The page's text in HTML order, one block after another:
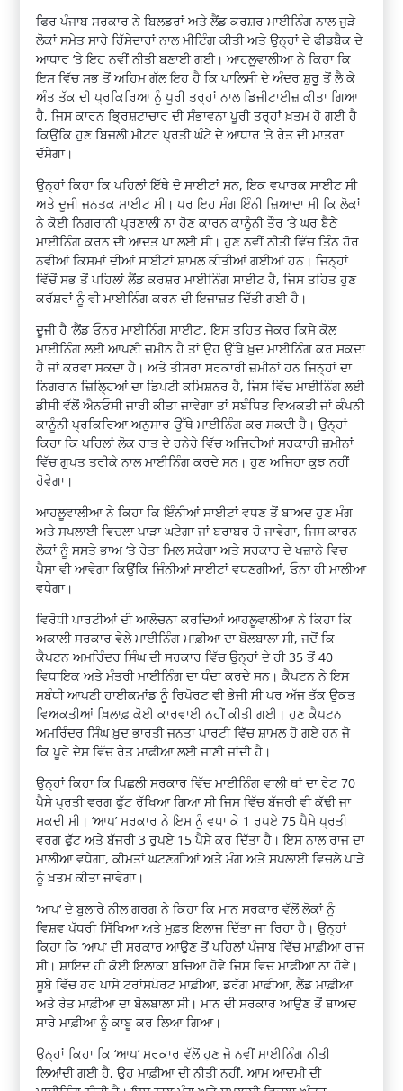
ਫਿਰ ਪੰਜਾਬ ਸਰਕਾਰ ਨੇ ਬਿਲਡਰਾਂ ਅਤੇ ਲੈਂਡ ਕਰਸ਼ਰ ਮਾਈਨਿੰਗ ਨਾਲ ਜੁੜੇ
ਲੋਕਾਂ ਸਮੇਤ ਸਾਰੇ ਹਿੱਸੇਦਾਰਾਂ ਨਾਲ ਮੀਟਿੰਗ ਕੀਤੀ ਅਤੇ ਉਨ੍ਹਾਂ ਦੇ ਫੀਡਬੈਕ ਦੇ
ਆਧਾਰ ‘ਤੇ ਇਹ ਨਵੀਂ ਨੀਤੀ ਬਣਾਈ ਗਈ। ਆਹਲੂਵਾਲੀਆ ਨੇ ਕਿਹਾ ਕਿ
ਇਸ ਵਿੱਚ ਸਭ ਤੋਂ ਅਹਿਮ ਗੱਲ ਇਹ ਹੈ ਕਿ ਪਾਲਿਸੀ ਦੇ ਅੰਦਰ ਸ਼ੁਰੂ ਤੋਂ ਲੈ ਕੇ
ਅੰਤ ਤੱਕ ਦੀ ਪ੍ਰਕਿਰਿਆ ਨੂੰ ਪੂਰੀ ਤਰ੍ਹਾਂ ਨਾਲ ਡਿਜੀਟਾਈਜ਼ ਕੀਤਾ ਗਿਆ
ਹੈ, ਜਿਸ ਕਾਰਨ ਭ੍ਰਿਸ਼ਟਾਚਾਰ ਦੀ ਸੰਭਾਵਨਾ ਪੂਰੀ ਤਰ੍ਹਾਂ ਖ਼ਤਮ ਹੋ ਗਈ ਹੈ
ਕਿਉਂਕਿ ਹੁਣ ਬਿਜਲੀ ਮੀਟਰ ਪ੍ਰਤੀ ਘੰਟੇ ਦੇ ਆਧਾਰ ‘ਤੇ ਰੇਤ ਦੀ ਮਾਤਰਾ
ਦੱਸੇਗਾ।
ਉਨ੍ਹਾਂ ਕਿਹਾ ਕਿ ਪਹਿਲਾਂ ਇੱਥੇ ਦੋ ਸਾਈਟਾਂ ਸਨ, ਇਕ ਵਪਾਰਕ ਸਾਈਟ ਸੀ
ਅਤੇ ਦੂਜੀ ਜਨਤਕ ਸਾਈਟ ਸੀ। ਪਰ ਇਹ ਮੰਗ ਇੰਨੀ ਜ਼ਿਆਦਾ ਸੀ ਕਿ ਲੋਕਾਂ
ਨੇ ਕੋਈ ਨਿਗਰਾਨੀ ਪ੍ਰਣਾਲੀ ਨਾ ਹੋਣ ਕਾਰਨ ਕਾਨੂੰਨੀ ਤੌਰ ‘ਤੇ ਘਰ ਬੈਠੇ
ਮਾਈਨਿੰਗ ਕਰਨ ਦੀ ਆਦਤ ਪਾ ਲਈ ਸੀ। ਹੁਣ ਨਵੀਂ ਨੀਤੀ ਵਿੱਚ ਤਿੰਨ ਹੋਰ
ਨਵੀਆਂ ਕਿਸਮਾਂ ਦੀਆਂ ਸਾਈਟਾਂ ਸ਼ਾਮਲ ਕੀਤੀਆਂ ਗਈਆਂ ਹਨ। ਜਿਨ੍ਹਾਂ
ਵਿੱਚੋਂ ਸਭ ਤੋਂ ਪਹਿਲਾਂ ਲੈਂਡ ਕਰਸ਼ਰ ਮਾਈਨਿੰਗ ਸਾਈਟ ਹੈ, ਜਿਸ ਤਹਿਤ ਹੁਣ
ਕਰੱਸ਼ਰਾਂ ਨੂੰ ਵੀ ਮਾਈਨਿੰਗ ਕਰਨ ਦੀ ਇਜਾਜ਼ਤ ਦਿੱਤੀ ਗਈ ਹੈ।
ਦੂਜੀ ਹੈ ‘ਲੈਂਡ ਓਨਰ ਮਾਈਨਿੰਗ ਸਾਈਟ’, ਇਸ ਤਹਿਤ ਜੇਕਰ ਕਿਸੇ ਕੋਲ
ਮਾਈਨਿੰਗ ਲਈ ਆਪਣੀ ਜ਼ਮੀਨ ਹੈ ਤਾਂ ਉਹ ਉੱਥੇ ਖ਼ੁਦ ਮਾਈਨਿੰਗ ਕਰ ਸਕਦਾ
ਹੈ ਜਾਂ ਕਰਵਾ ਸਕਦਾ ਹੈ। ਅਤੇ ਤੀਸਰਾ ਸਰਕਾਰੀ ਜ਼ਮੀਨਾਂ ਹਨ ਜਿਨ੍ਹਾਂ ਦਾ
ਨਿਗਰਾਨ ਜ਼ਿਲ੍ਹਿਆਂ ਦਾ ਡਿਪਟੀ ਕਮਿਸ਼ਨਰ ਹੈ, ਜਿਸ ਵਿੱਚ ਮਾਈਨਿੰਗ ਲਈ
ਡੀਸੀ ਵੱਲੋਂ ਐਨਓਸੀ ਜਾਰੀ ਕੀਤਾ ਜਾਵੇਗਾ ਤਾਂ ਸਬੰਧਿਤ ਵਿਅਕਤੀ ਜਾਂ ਕੰਪਨੀ
ਕਾਨੂੰਨੀ ਪ੍ਰਕਿਰਿਆ ਅਨੁਸਾਰ ਉੱਥੇ ਮਾਈਨਿੰਗ ਕਰ ਸਕਦੀ ਹੈ। ਉਨ੍ਹਾਂ
ਕਿਹਾ ਕਿ ਪਹਿਲਾਂ ਲੋਕ ਰਾਤ ਦੇ ਹਨੇਰੇ ਵਿੱਚ ਅਜਿਹੀਆਂ ਸਰਕਾਰੀ ਜ਼ਮੀਨਾਂ
ਵਿੱਚ ਗੁਪਤ ਤਰੀਕੇ ਨਾਲ ਮਾਈਨਿੰਗ ਕਰਦੇ ਸਨ। ਹੁਣ ਅਜਿਹਾ ਕੁਝ ਨਹੀਂ
ਹੋਵੇਗਾ।
ਆਹਲੂਵਾਲੀਆ ਨੇ ਕਿਹਾ ਕਿ ਇੰਨੀਆਂ ਸਾਈਟਾਂ ਵਧਣ ਤੋਂ ਬਾਅਦ ਹੁਣ ਮੰਗ
ਅਤੇ ਸਪਲਾਈ ਵਿਚਲਾ ਪਾੜਾ ਘਟੇਗਾ ਜਾਂ ਬਰਾਬਰ ਹੋ ਜਾਵੇਗਾ, ਜਿਸ ਕਾਰਨ
ਲੋਕਾਂ ਨੂੰ ਸਸਤੇ ਭਾਅ ‘ਤੇ ਰੇਤਾ ਮਿਲ ਸਕੇਗਾ ਅਤੇ ਸਰਕਾਰ ਦੇ ਖਜ਼ਾਨੇ ਵਿਚ
ਪੈਸਾ ਵੀ ਆਵੇਗਾ ਕਿਉਂਕਿ ਜਿੰਨੀਆਂ ਸਾਈਟਾਂ ਵਧਣਗੀਆਂ, ਓਨਾ ਹੀ ਮਾਲੀਆ
ਵਧੇਗਾ।
ਵਿਰੋਧੀ ਪਾਰਟੀਆਂ ਦੀ ਆਲੋਚਨਾ ਕਰਦਿਆਂ ਆਹਲੂਵਾਲੀਆ ਨੇ ਕਿਹਾ ਕਿ
ਅਕਾਲੀ ਸਰਕਾਰ ਵੇਲੇ ਮਾਈਨਿੰਗ ਮਾਫ਼ੀਆ ਦਾ ਬੋਲਬਾਲਾ ਸੀ, ਜਦੋਂ ਕਿ
ਕੈਪਟਨ ਅਮਰਿੰਦਰ ਸਿੰਘ ਦੀ ਸਰਕਾਰ ਵਿੱਚ ਉਨ੍ਹਾਂ ਦੇ ਹੀ 35 ਤੋਂ 40
ਵਿਧਾਇਕ ਅਤੇ ਮੰਤਰੀ ਮਾਈਨਿੰਗ ਦਾ ਧੰਦਾ ਕਰਦੇ ਸਨ। ਕੈਪਟਨ ਨੇ ਇਸ
ਸਬੰਧੀ ਆਪਣੀ ਹਾਈਕਮਾਂਡ ਨੂੰ ਰਿਪੋਰਟ ਵੀ ਭੇਜੀ ਸੀ ਪਰ ਅੱਜ ਤੱਕ ਉਕਤ
ਵਿਅਕਤੀਆਂ ਖ਼ਿਲਾਫ਼ ਕੋਈ ਕਾਰਵਾਈ ਨਹੀਂ ਕੀਤੀ ਗਈ। ਹੁਣ ਕੈਪਟਨ
ਅਮਰਿੰਦਰ ਸਿੰਘ ਖ਼ੁਦ ਭਾਰਤੀ ਜਨਤਾ ਪਾਰਟੀ ਵਿੱਚ ਸ਼ਾਮਲ ਹੋ ਗਏ ਹਨ ਜੋ
ਕਿ ਪੂਰੇ ਦੇਸ਼ ਵਿੱਚ ਰੇਤ ਮਾਫ਼ੀਆ ਲਈ ਜਾਣੀ ਜਾਂਦੀ ਹੈ।
ਉਨ੍ਹਾਂ ਕਿਹਾ ਕਿ ਪਿਛਲੀ ਸਰਕਾਰ ਵਿੱਚ ਮਾਈਨਿੰਗ ਵਾਲੀ ਥਾਂ ਦਾ ਰੇਟ 70
ਪੈਸੇ ਪ੍ਰਤੀ ਵਰਗ ਫੁੱਟ ਰੱਖਿਆ ਗਿਆ ਸੀ ਜਿਸ ਵਿੱਚ ਬੱਜਰੀ ਵੀ ਕੱਢੀ ਜਾ
ਸਕਦੀ ਸੀ। ‘ਆਪ’ ਸਰਕਾਰ ਨੇ ਇਸ ਨੂੰ ਵਧਾ ਕੇ 1 ਰੁਪਏ 75 ਪੈਸੇ ਪ੍ਰਤੀ
ਵਰਗ ਫੁੱਟ ਅਤੇ ਬੱਜਰੀ 3 ਰੁਪਏ 15 ਪੈਸੇ ਕਰ ਦਿੱਤਾ ਹੈ। ਇਸ ਨਾਲ ਰਾਜ ਦਾ
ਮਾਲੀਆ ਵਧੇਗਾ, ਕੀਮਤਾਂ ਘਟਣਗੀਆਂ ਅਤੇ ਮੰਗ ਅਤੇ ਸਪਲਾਈ ਵਿਚਲੇ ਪਾੜੇ
ਨੂੰ ਖ਼ਤਮ ਕੀਤਾ ਜਾਵੇਗਾ।
‘ਆਪ’ ਦੇ ਬੁਲਾਰੇ ਨੀਲ ਗਰਗ ਨੇ ਕਿਹਾ ਕਿ ਮਾਨ ਸਰਕਾਰ ਵੱਲੋਂ ਲੋਕਾਂ ਨੂੰ
ਵਿਸ਼ਵ ਪੱਧਰੀ ਸਿੱਖਿਆ ਅਤੇ ਮੁਫ਼ਤ ਇਲਾਜ ਦਿੱਤਾ ਜਾ ਰਿਹਾ ਹੈ। ਉਨ੍ਹਾਂ
ਕਿਹਾ ਕਿ ‘ਆਪ’ ਦੀ ਸਰਕਾਰ ਆਉਣ ਤੋਂ ਪਹਿਲਾਂ ਪੰਜਾਬ ਵਿੱਚ ਮਾਫ਼ੀਆ ਰਾਜ
ਸੀ। ਸ਼ਾਇਦ ਹੀ ਕੋਈ ਇਲਾਕਾ ਬਚਿਆ ਹੋਵੇ ਜਿਸ ਵਿਚ ਮਾਫ਼ੀਆ ਨਾ ਹੋਵੇ।
ਸੂਬੇ ਵਿੱਚ ਹਰ ਪਾਸੇ ਟਰਾਂਸਪੋਰਟ ਮਾਫ਼ੀਆ, ਡਰੱਗ ਮਾਫ਼ੀਆ, ਲੈਂਡ ਮਾਫ਼ੀਆ
ਅਤੇ ਰੇਤ ਮਾਫ਼ੀਆ ਦਾ ਬੋਲਬਾਲਾ ਸੀ। ਮਾਨ ਦੀ ਸਰਕਾਰ ਆਉਣ ਤੋਂ ਬਾਅਦ
ਸਾਰੇ ਮਾਫ਼ੀਆ ਨੂੰ ਕਾਬੂ ਕਰ ਲਿਆ ਗਿਆ।
ਉਨ੍ਹਾਂ ਕਿਹਾ ਕਿ ‘ਆਪ’ ਸਰਕਾਰ ਵੱਲੋਂ ਹੁਣ ਜੋ ਨਵੀਂ ਮਾਈਨਿੰਗ ਨੀਤੀ
ਲਿਆਂਦੀ ਗਈ ਹੈ, ਉਹ ਮਾਫ਼ੀਆ ਦੀ ਨੀਤੀ ਨਹੀਂ, ਆਮ ਆਦਮੀ ਦੀ